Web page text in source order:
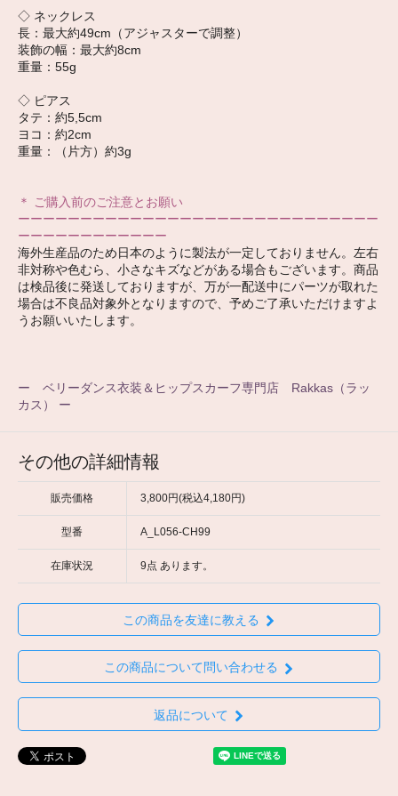
◇ ネックレス
長：最大約49cm（アジャスターで調整）
装飾の幅：最大約8cm
重量：55g
◇ ピアス
タテ：約5,5cm
ヨコ：約2cm
重量：（片方）約3g
＊ ご購入前のご注意とお願い
ーーーーーーーーーーーーーーーーーーーーーーーーーーーーー
ーーーーーーーーーーーー
海外生産品のため日本のように製法が一定しておりません。左右
非対称や色むら、小さなキズなどがある場合もございます。商品
は検品後に発送しておりますが、万が一配送中にパーツが取れた
場合は不良品対象外となりますので、予めご了承いただけますよ
うお願いいたします。
ー ベリーダンス衣装＆ヒップスカーフ専門店 Rakkas（ラッ
カス） ー
その他の詳細情報
販売価格 3,800円(税込4,180円)
型番 A_L056-CH99
在庫状況 9点 あります。
この商品を友達に教える
この商品について問い合わせる
返品について